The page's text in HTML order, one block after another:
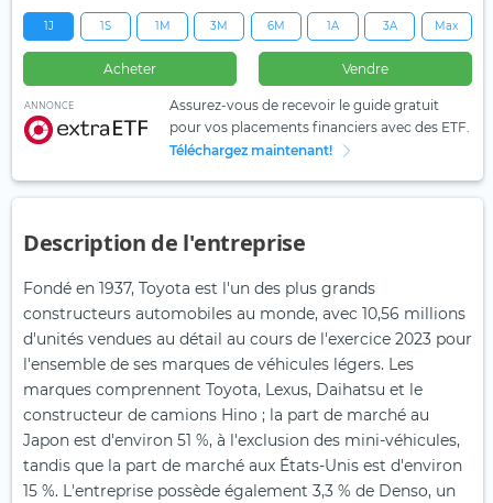
1J 1S 1M 3M 6M 1A 3A Max
Acheter Vendre
ANNONCE
Assurez-vous de recevoir le guide gratuit
pour vos placements financiers avec des ETF.
Téléchargez maintenant!
Description de l'entreprise
Fondé en 1937, Toyota est l'un des plus grands
constructeurs automobiles au monde, avec 10,56 millions
d'unités vendues au détail au cours de l'exercice 2023 pour
l'ensemble de ses marques de véhicules légers. Les
marques comprennent Toyota, Lexus, Daihatsu et le
constructeur de camions Hino ; la part de marché au
Japon est d'environ 51 %, à l'exclusion des mini-véhicules,
tandis que la part de marché aux États-Unis est d'environ
15 %. L'entreprise possède également 3,3 % de Denso, un